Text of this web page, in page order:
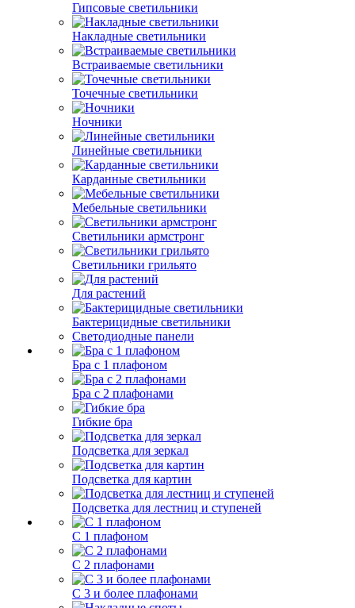
Гипсовые светильники
Накладные светильники
Встраиваемые светильники
Точечные светильники
Ночники
Линейные светильники
Карданные светильники
Мебельные светильники
Светильники армстронг
Светильники грильято
Для растений
Бактерицидные светильники
Светодиодные панели
Бра с 1 плафоном
Бра с 2 плафонами
Гибкие бра
Подсветка для зеркал
Подсветка для картин
Подсветка для лестниц и ступеней
С 1 плафоном
С 2 плафонами
С 3 и более плафонами